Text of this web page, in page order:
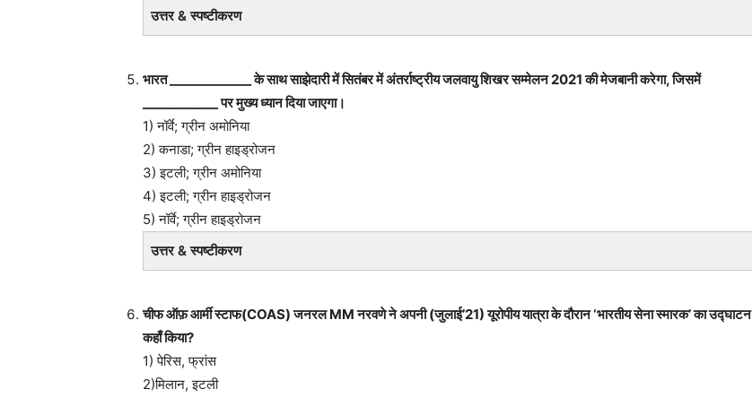
उत्तर & स्पष्टीकरण
भारत _____________ के साथ साझेदारी में सितंबर में अंतर्राष्ट्रीय जलवायु शिखर सम्मेलन 2021 की मेजबानी करेगा, जिसमें
____________ पर मुख्य ध्यान दिया जाएगा।
1) नॉर्वे; ग्रीन अमोनिया
2) कनाडा; ग्रीन हाइड्रोजन
3) इटली; ग्रीन अमोनिया
4) इटली; ग्रीन हाइड्रोजन
5) नॉर्वे; ग्रीन हाइड्रोजन
उत्तर & स्पष्टीकरण
चीफ ऑफ़ आर्मी स्टाफ(COAS) जनरल MM नरवणे ने अपनी (जुलाई’21) यूरोपीय यात्रा के दौरान ‘भारतीय सेना स्मारक’ का उद्घाटन
कहाँ किया?
1) पेरिस, फ्रांस
2)मिलान, इटली